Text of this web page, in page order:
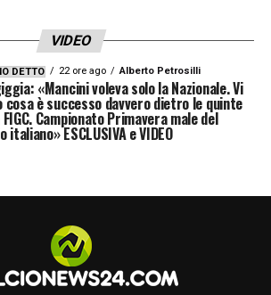
VIDEO
DETTO 22 ore ago Alberto Petrosilli
«Mancini voleva solo la Nazionale. Vi
cosa è successo davvero dietro le quinte
Campionato Primavera male del
italiano» ESCLUSIVA e VIDEO